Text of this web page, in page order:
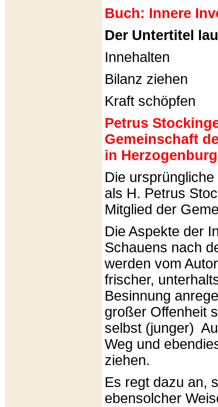
Buch: Innere
Der Untertitel
Innehalten
Bilanz ziehen
Kraft schöpfen
Petrus
Gemeinschaft
in
Die
als H. Petrus
Mitglied der
Die Aspekte der
Schauens nach
werden vom
frischer,
Besinnung
großer Offenheit
selbst (junger)
Weg und
ziehen.
Es regt dazu an,
ebensolcher